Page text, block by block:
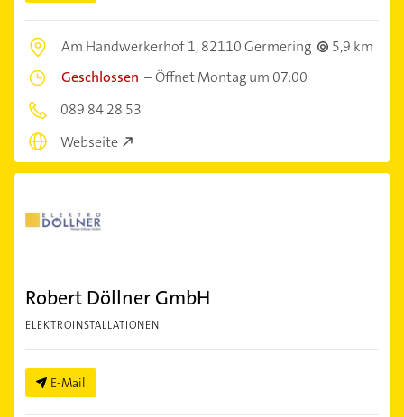
Am Handwerkerhof 1,82110 Germering
5,9 km
Geschlossen –Öffnet Montag um 07:00
089 84 28 53
Webseite
Robert Döllner GmbH
ELEKTROINSTALLATIONEN
E-Mail